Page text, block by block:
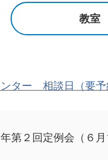
教室
ター 相談日（要予
２回定例会（６月